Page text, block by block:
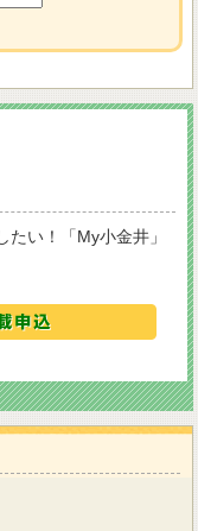
い！「My小金井」